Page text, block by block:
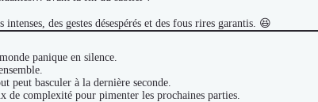
des gestes désespérés et des fous rires garantis. 😆
panique en silence.
peut basculer à la dernière seconde.
de complexité pour pimenter les prochaines parties.